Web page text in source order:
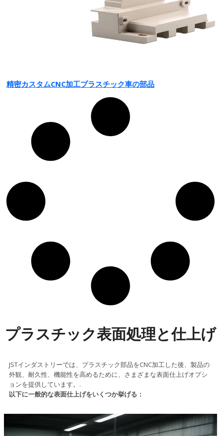
精密カスタムCNC加工プラスチック車の部品
プラスチック表面処理と仕上げ
JSTインダストリーでは、プラスチック部品をCNC加工した後、製品の
外観、耐久性、機能性を高めるために、さまざまな表面仕上げオプシ
ョンを提供しています。.
以下に一般的な表面仕上げをいくつか挙げる：